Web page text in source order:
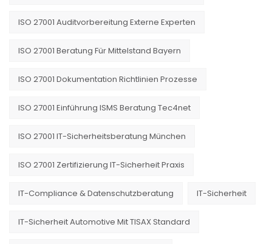
ISO 27001 Auditvorbereitung Externe Experten
ISO 27001 Beratung Für Mittelstand Bayern
ISO 27001 Dokumentation Richtlinien Prozesse
ISO 27001 Einführung ISMS Beratung Tec4net
ISO 27001 IT-Sicherheitsberatung München
ISO 27001 Zertifizierung IT-Sicherheit Praxis
IT-Compliance & Datenschutzberatung IT-Sicherheit
IT-Sicherheit Automotive Mit TISAX Standard